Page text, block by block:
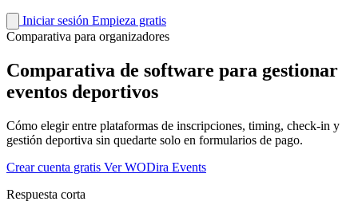
Iniciar sesión Empieza gratis
Comparativa para organizadores
Comparativa de software para gestionar
eventos deportivos
Cómo elegir entre plataformas de inscripciones, timing, check-in y
gestión deportiva sin quedarte solo en formularios de pago.
Crear cuenta gratis Ver WODira Events
Respuesta corta